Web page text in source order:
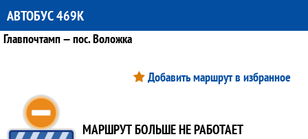
АВТОБУС 469К
Главпочтамп — пос. Воложка
Добавить маршрут в избранное
МАРШРУТ БОЛЬШЕ НЕ РАБОТАЕТ